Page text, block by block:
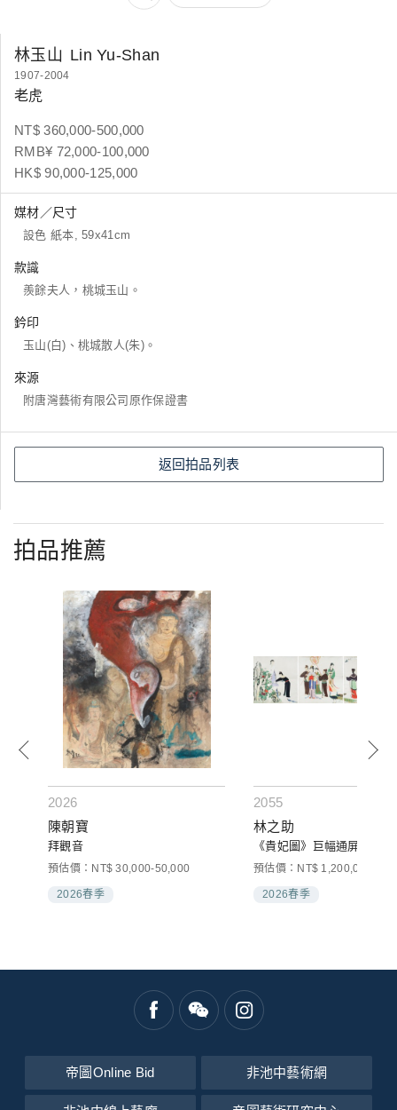
林玉山 Lin Yu-Shan
1907-2004
老虎
NT$ 360,000-500,000
RMB¥ 72,000-100,000
HK$ 90,000-125,000
媒材／尺寸
設色 紙本, 59x41cm
款識
羨餘夫人，桃城玉山。
鈐印
玉山(白)、桃城散人(朱)。
來源
附唐灣藝術有限公司原作保證書
返回拍品列表
拍品推薦
2026
陳朝寶
拜觀音
預估價：NT$ 30,000-50,000
2026春季
2055
林之助
《貴妃圖》巨幅通屏
預估價：NT$ 1,200,000-
2026春季
帝圖Online Bid 非池中藝術網